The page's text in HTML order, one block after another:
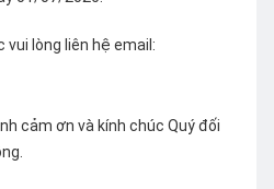
lòng liên hệ email:
cảm ơn và kính chúc Quý đối